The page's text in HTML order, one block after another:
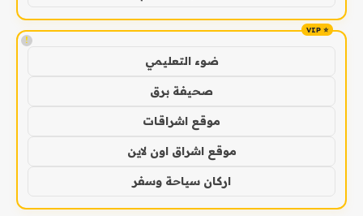
!
ضوء التعليمي
صحيفة برق
موقع اشراقات
موقع اشراق اون لاين
اركان سياحة وسفر